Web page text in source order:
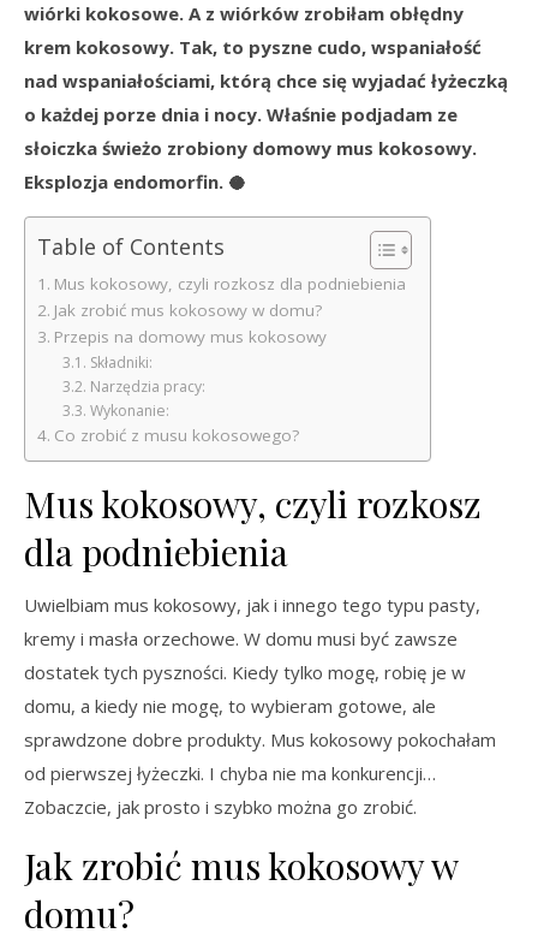
wiórki kokosowe. A z wiórków zrobiłam obłędny
krem kokosowy. Tak, to pyszne cudo, wspaniałość
nad wspaniałościami, którą chce się wyjadać łyżeczką
o każdej porze dnia i nocy. Właśnie podjadam ze
słoiczka świeżo zrobiony domowy mus kokosowy.
Eksplozja endomorfin. 🥥
Table of Contents
Mus kokosowy, czyli rozkosz dla podniebienia
Jak zrobić mus kokosowy w domu?
Przepis na domowy mus kokosowy
Składniki:
Narzędzia pracy:
Wykonanie:
Co zrobić z musu kokosowego?
Mus kokosowy, czyli rozkosz
dla podniebienia
Uwielbiam mus kokosowy, jak i innego tego typu pasty,
kremy i masła orzechowe. W domu musi być zawsze
dostatek tych pyszności. Kiedy tylko mogę, robię je w
domu, a kiedy nie mogę, to wybieram gotowe, ale
sprawdzone dobre produkty. Mus kokosowy pokochałam
od pierwszej łyżeczki. I chyba nie ma konkurencji…
Zobaczcie, jak prosto i szybko można go zrobić.
Jak zrobić mus kokosowy w
domu?